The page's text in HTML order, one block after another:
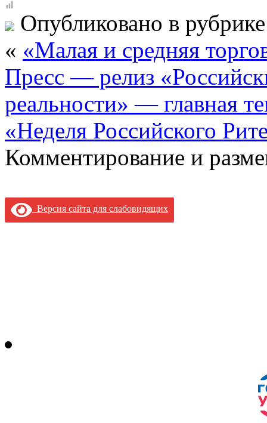
Опубликовано в
« «Малая и средняя
Пресс — релиз
реальности» — главная
«Неделя Российского
Комментирование и
Версия сайта для слабовидящих